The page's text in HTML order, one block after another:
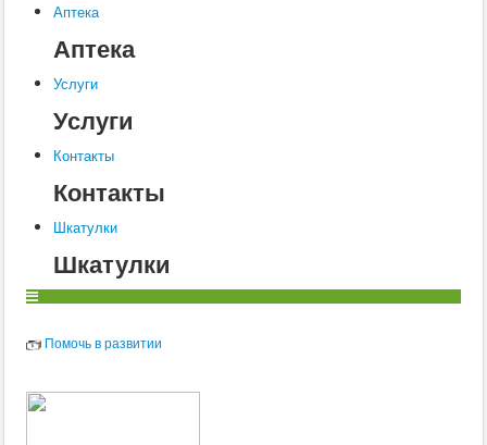
Аптека
Аптека
Услуги
Услуги
Контакты
Контакты
Шкатулки
Шкатулки
Помочь в развитии